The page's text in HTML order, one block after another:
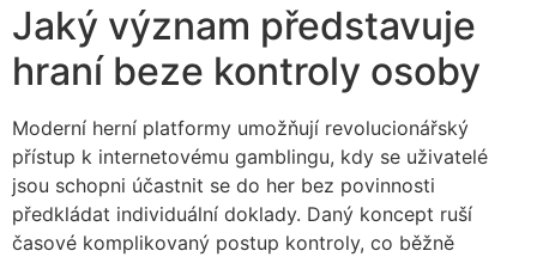
Jaký význam představuje
hraní beze kontroly osoby
Moderní herní platformy umožňují revolucionářský
přístup k internetovému gamblingu, kdy se uživatelé
jsou schopni účastnit se do her bez povinnosti
předkládat individuální doklady. Daný koncept ruší
časové komplikovaný postup kontroly, co běžně